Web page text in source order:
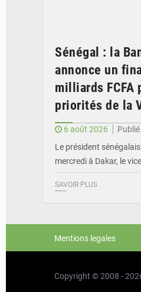
Sénégal : la
annonce un
milliards FCFA
priorités de la
6 août 2026
Le président
mercredi à Dakar, le
SAVOIR PLUS
Mentions legales
Copyright © 2008 -